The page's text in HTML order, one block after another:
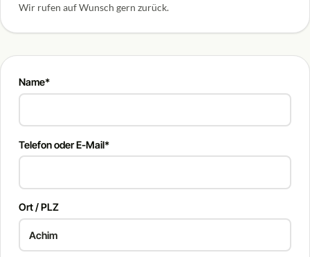
Wir rufen auf Wunsch gern zurück.
Name*
Telefon oder E-Mail*
Ort / PLZ